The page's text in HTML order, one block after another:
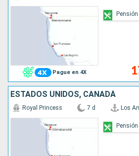
Pague en 4X
ESTADOS UNIDOS, CANADÁ
Royal Princess 7 d Los